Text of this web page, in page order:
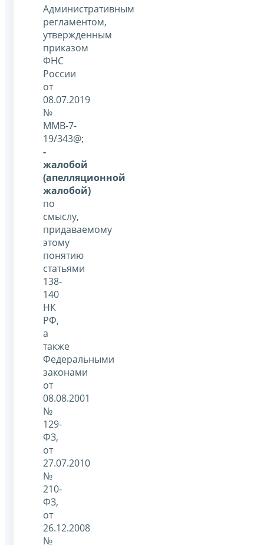
Административным
регламентом,
утвержденным
приказом
ФНС
России
от
08.07.2019
№
ММВ-7-
19/343@;
-
жалобой
(апелляционной
жалобой)
по
смыслу,
придаваемому
этому
понятию
статьями
138-
140
НК
РФ,
а
также
Федеральными
законами
от
08.08.2001
№
129-
ФЗ,
от
27.07.2010
№
210-
ФЗ,
от
26.12.2008
№